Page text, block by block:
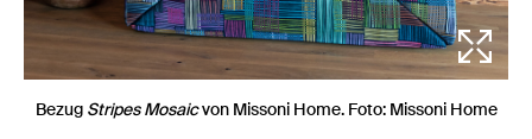
Bezug Stripes Mosaicvon Missoni Home. Foto: Missoni Home